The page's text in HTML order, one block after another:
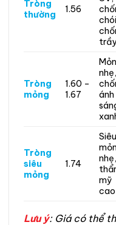
Tròng
thường
1.56
Tròng
mỏng
1.60 –
1.67
nhẹ,
ánh
Tròng
siêu
mỏng
1.74
Siêu
nhẹ,
mỹ
cao
Lưu ý: Giá có thể